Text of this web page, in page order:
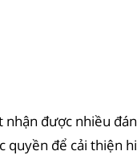
được nhiều
để cải thiện